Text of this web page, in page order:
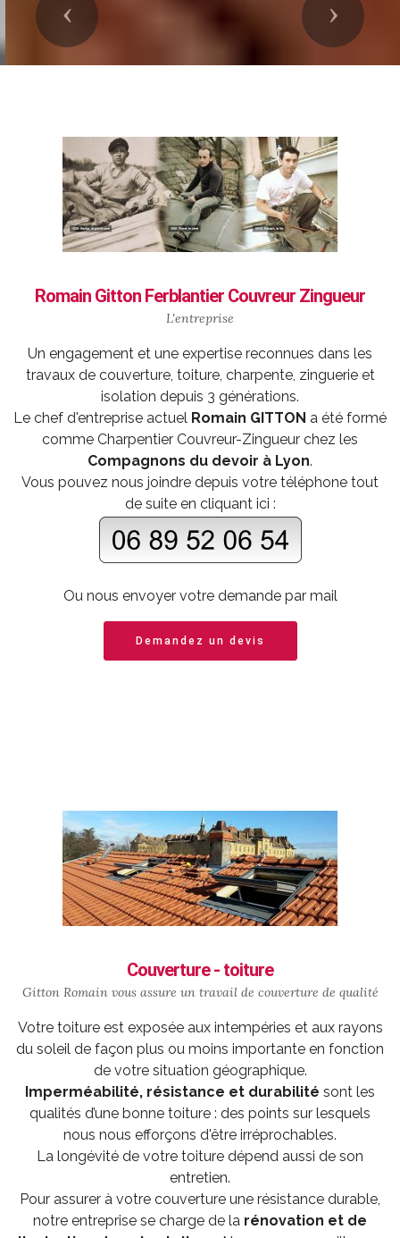
Précedent Suivant
Romain Gitton Ferblantier Couvreur Zingueur
L'entreprise
Un engagement et une expertise reconnues dans les
travaux de couverture, toiture, charpente, zinguerie et
isolation depuis 3 générations.
Le chef d'entreprise actuel Romain GITTON a été formé
comme Charpentier Couvreur-Zingueur chez les
Compagnons du devoir à Lyon.
Vous pouvez nous joindre depuis votre téléphone tout
de suite en cliquant ici :
Ou nous envoyer votre demande par mail
Demandez un devis
Couverture - toiture
Gitton Romain vous assure un travail de couverture de qualité
Votre toiture est exposée aux intempéries et aux rayons
du soleil de façon plus ou moins importante en fonction
de votre situation géographique.
Imperméabilité, résistance et durabilité sont les
qualités d’une bonne toiture : des points sur lesquels
nous nous efforçons d'être irréprochables.
La longévité de votre toiture dépend aussi de son
entretien.
Pour assurer à votre couverture une résistance durable,
notre entreprise se charge de la rénovation et de